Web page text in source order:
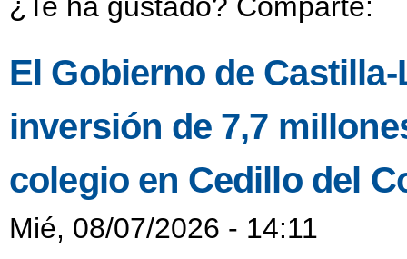
El Gobierno de
inversión de 7,7
colegio en Cedillo del
Mié, 08/07/2026 - 14:11